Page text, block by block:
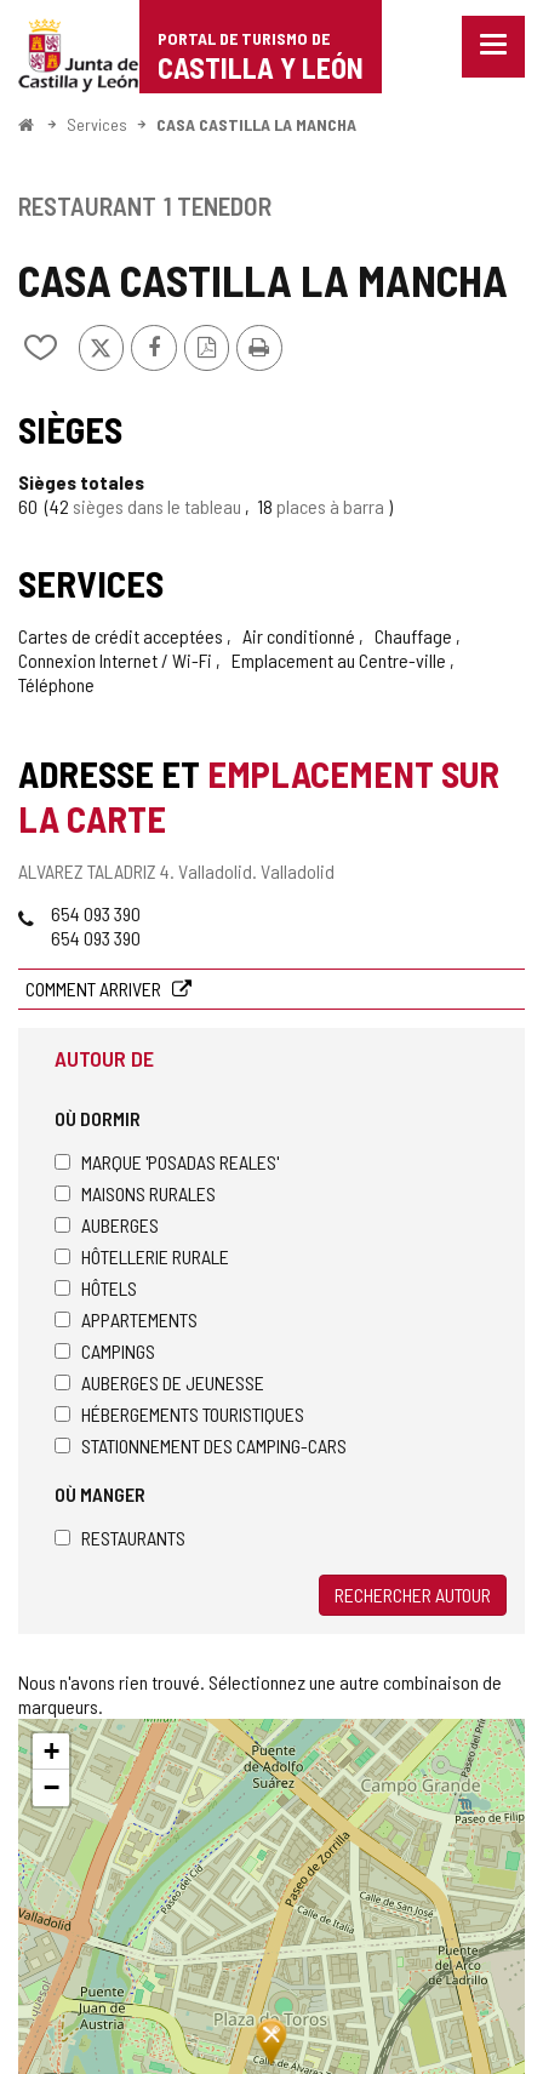
Portal
de
Turismo
Castilla
León
PORTAL DE TURISMO DE
CASTILLA Y LEÓN
Menu
<
Services CASA CASTILLA LA MANCHA
CASA CASTILLA LA MANCHA
Ajouter/retirer
de
cahiers
X FacebookVersion
PDF
Imprimer
RESTAURANT 1 TENEDOR
SIÈGES
Sièges totales
60 42 sièges dans le tableau 18 places à barra
SERVICES
Cartes de crédit acceptées Air conditionné
Chauffage
Connexion Internet / Wi-Fi
Emplacement au Centre-ville
Téléphone
ADRESSE ET EMPLACEMENT SUR
LA CARTE
Adresse
ALVAREZ TALADRIZ 4. Valladolid. Valladolid
Téléphones
654 093 390
654 093 390
COMMENT ARRIVER
AUTOUR DE
OÙ DORMIR
MARQUE 'POSADAS REALES'
MAISONS RURALES
AUBERGES
HÔTELLERIE RURALE
HÔTELS
APPARTEMENTS
CAMPINGS
AUBERGES DE JEUNESSE
HÉBERGEMENTS TOURISTIQUES
STATIONNEMENT DES CAMPING-CARS
OÙ MANGER
RESTAURANTS
RECHERCHER AUTOUR
Nous n'avons rien trouvé. Sélectionnez une autre combinaison de
marqueurs.
Sauter
la
carte
+
−